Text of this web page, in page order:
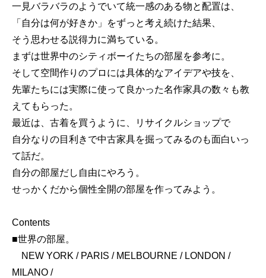
一見バラバラのようでいて統一感のある物と配置は、
「自分は何が好きか」をずっと考え続けた結果、
そう思わせる説得力に満ちている。
まずは世界中のシティボーイたちの部屋を参考に。
そして空間作りのプロには具体的なアイデアや技を、
先輩たちには実際に使って良かった名作家具の数々も教
えてもらった。
最近は、古着を買うように、リサイクルショップで
自分なりの目利きで中古家具を掘ってみるのも面白いっ
て話だ。
自分の部屋だし自由にやろう。
せっかくだから個性全開の部屋を作ってみよう。
Contents
■世界の部屋。
NEW YORK / PARIS / MELBOURNE / LONDON /
MILANO /